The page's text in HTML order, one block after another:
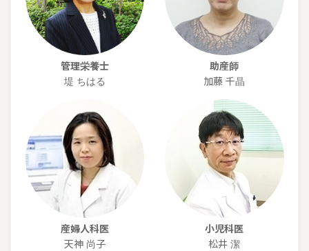
管理栄養士
堤 ちはる
助産師
加藤 千晶
産婦人科医
天神 尚子
小児科医
松井 潔